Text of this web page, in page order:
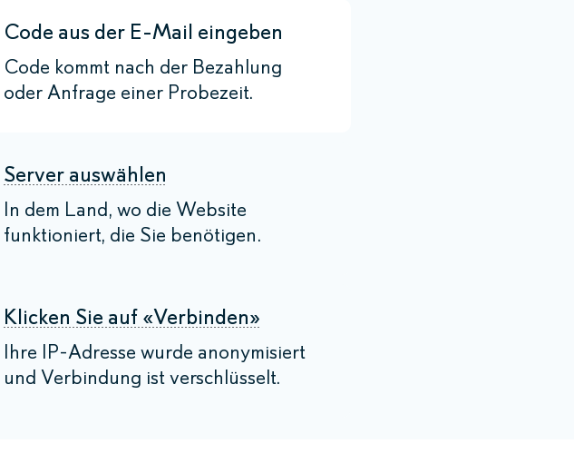
Code aus der E-Mail eingeben
Code kommt nach der Bezahlung
oder Anfrage einer Probezeit.
Server auswählen
In dem Land, wo die Website
funktioniert, die Sie benötigen.
Klicken Sie auf «Verbinden»
Ihre IP-Adresse wurde anonymisiert
und Verbindung ist verschlüsselt.